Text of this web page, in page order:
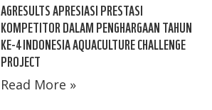
AGRESULTS APRESIASI PRESTASI
KOMPETITOR DALAM PENGHARGAAN TAHUN
KE-4 INDONESIA AQUACULTURE CHALLENGE
PROJECT
Read More »